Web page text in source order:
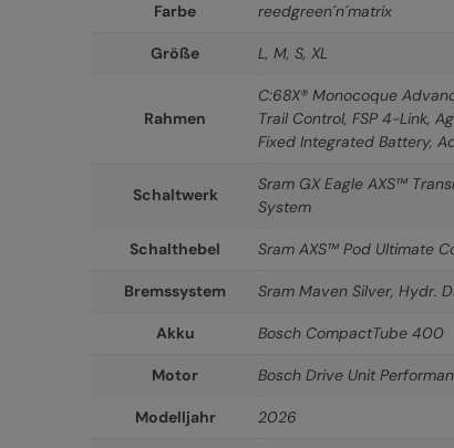
Farbe reedgreen´n´matrix
Größe L, M, S, XL
Rahmen
C:68X® Monocoque
Trail Control, FSP 4-Link,
Fixed Integrated Battery,
Schaltwerk
Sram GX Eagle AXS™
System
Schalthebel Sram AXS™ Pod Ultimate
Bremssystem Sram Maven Silver, Hydr.
Akku Bosch CompactTube 400
Motor Bosch Drive Unit
Modelljahr 2026